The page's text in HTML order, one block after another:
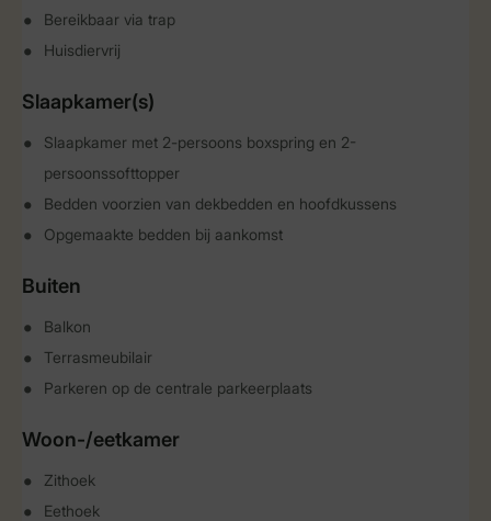
Bereikbaar via trap
Huisdiervrij
Slaapkamer(s)
Slaapkamer met 2-persoons boxspring en 2-
persoonssofttopper
Bedden voorzien van dekbedden en hoofdkussens
Opgemaakte bedden bij aankomst
Buiten
Balkon
Terrasmeubilair
Parkeren op de centrale parkeerplaats
Woon-/eetkamer
Zithoek
Eethoek